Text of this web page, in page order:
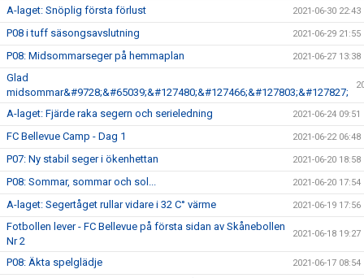
A-laget: Snöplig första förlust 2021-06-30 22:43
P08 i tuff säsongsavslutning 2021-06-29 21:55
P08: Midsommarseger på hemmaplan 2021-06-27 13:38
Glad
midsommar&#9728;&#65039;&#127480;&#127466;&#127803;&#127827;
A-laget: Fjärde raka segern och serieledning 2021-06-24 09:51
FC Bellevue Camp - Dag 1 2021-06-22 06:48
P07: Ny stabil seger i ökenhettan 2021-06-20 18:58
P08: Sommar, sommar och sol... 2021-06-20 17:54
A-laget: Segertåget rullar vidare i 32 C° värme 2021-06-19 17:56
Fotbollen lever - FC Bellevue på första sidan av Skånebollen
Nr 2
2021-06-18 19:27
P08: Äkta spelglädje 2021-06-17 08:54